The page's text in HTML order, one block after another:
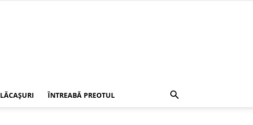
LĂCAŞURI ÎNTREABĂ PREOTUL